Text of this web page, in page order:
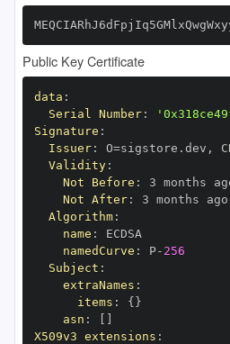
Public Key Certificate
data :
Serial Number:
Signature :
Issuer: O=sigstore.dev ,
Validity:
Not Before : 3 months
Not After: 3 months
Algorithm:
name :
namedCurve : P- 256
Subject :
extraNames :
items : { }
asn :
X509v3 extensions :